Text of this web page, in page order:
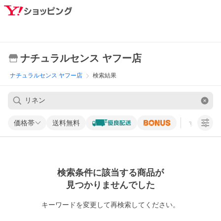
ナチュラルセンス ヤフー店
ナチュラルセンス ヤフー店 検索結果
価格帯 送料無料 すべての条
検索条件に該当する商品が
見つかりませんでした
キーワードを変更して再検索してください。